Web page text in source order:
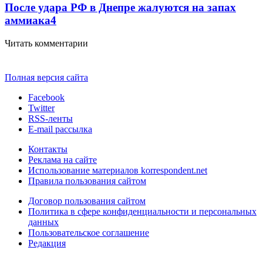
После удара РФ в Днепре жалуются на запах
аммиака4
Читать комментарии
Полная версия сайта
Facebook
Twitter
RSS-ленты
E-mail рассылка
Контакты
Реклама на сайте
Использование материалов korrespondent.net
Правила пользования сайтом
Договор пользования сайтом
Политика в сфере конфиденциальности и персональных
данных
Пользовательское соглашение
Редакция